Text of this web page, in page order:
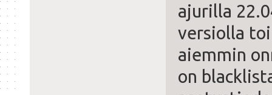
ajurilla
versiolla
aiemmin
on